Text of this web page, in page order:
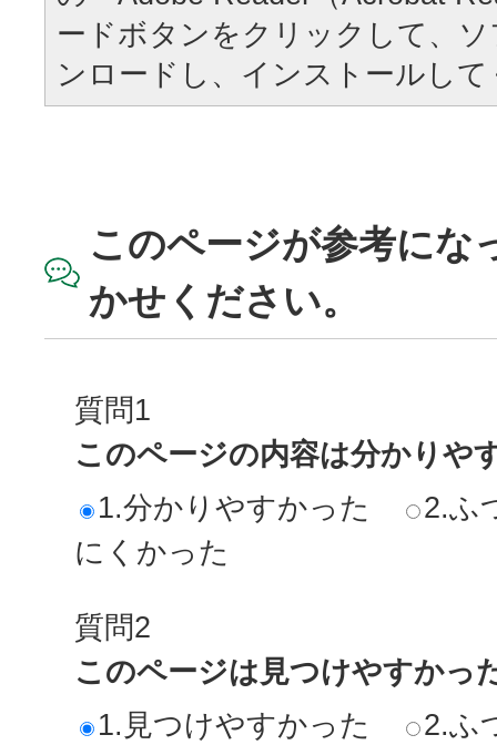
ードボタンをクリックして、
ンロードし、インストールし
このページが参考にな
かせください。
質問1
このページの内容は分かりや
1.分かりやすかった
2.ふ
にくかった
質問2
このページは見つけやすかっ
1.見つけやすかった
2.ふ